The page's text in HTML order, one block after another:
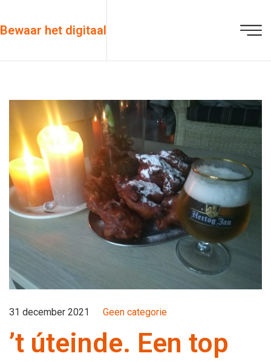
Bewaar het digitaal
31 december 2021 Geen categorie
’t úteinde. Een top